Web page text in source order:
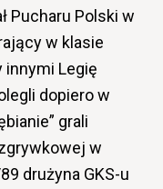
Pucharu Polski w
w klasie
innymi Legię
dopiero w
grali
w
drużyna GKS-u